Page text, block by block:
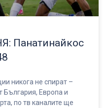
Панатинайкос
никога не спират –
България, Европа и
по тв каналите ще